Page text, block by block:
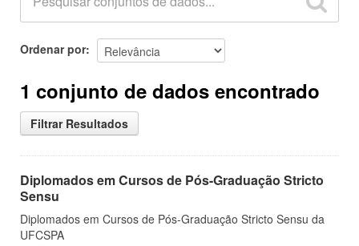
Ordenar por
1 conjunto de dados encontrado
Filtrar Resultados
Diplomados em Cursos de Pós-Graduação Stricto
Sensu
Diplomados em Cursos de Pós-Graduação Stricto Sensu da
UFCSPA